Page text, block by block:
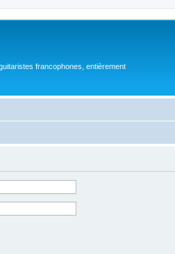
francophones, entièrement